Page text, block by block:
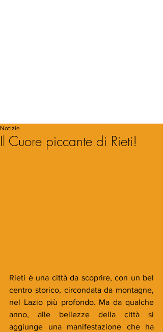
Il Cuore piccante di Rieti!
Notizie
Rieti è una città da scoprire, con un bel
centro storico, circondata da montagne,
nel Lazio più profondo. Ma da qualche
anno, alle bellezze della città si
aggiunge una manifestazione che ha